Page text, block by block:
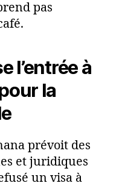
pas
l’entrée à
la
prévoit des
et juridiques
un visa à